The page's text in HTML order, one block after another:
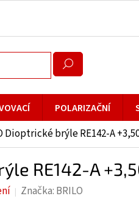
POLARIZAČNÍ
Dioptrické brýle RE142-A
RE142-A
Značka: BRILO